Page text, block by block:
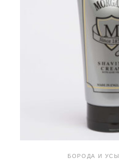
БОРОДА И УСЫ